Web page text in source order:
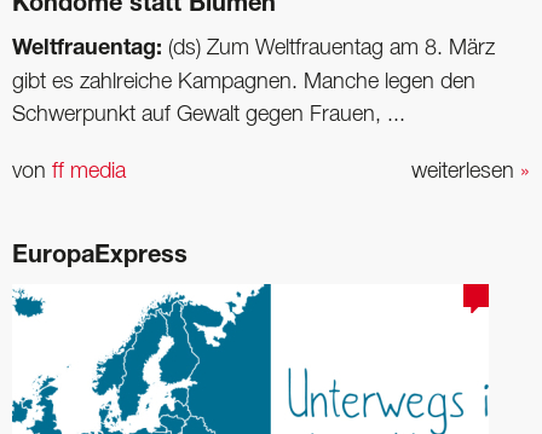
Kondome statt Blumen
Weltfrauentag: (ds) Zum Weltfrauentag am 8. März
gibt es zahlreiche Kampagnen. Manche legen den
Schwerpunkt auf Gewalt gegen Frauen, ...
weiterlesen »
von ff media
EuropaExpress